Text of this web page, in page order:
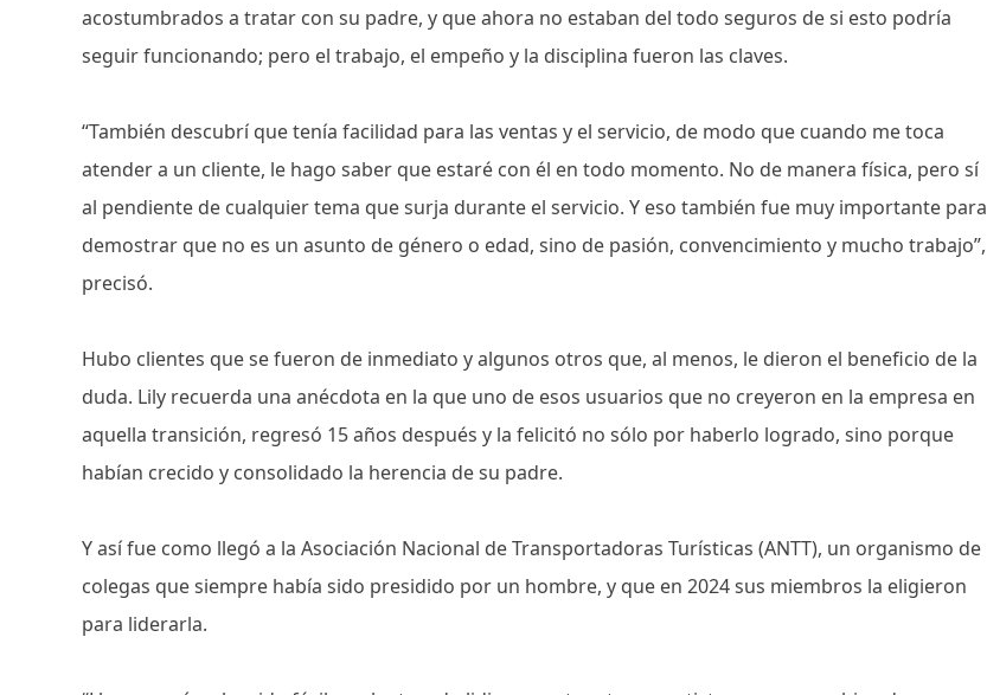
acostumbrados a tratar con su padre, y que ahora no estaban del todo seguros de si esto podría
seguir funcionando; pero el trabajo, el empeño y la disciplina fueron las claves.
“También descubrí que tenía facilidad para las ventas y el servicio, de modo que cuando me toca
atender a un cliente, le hago saber que estaré con él en todo momento. No de manera física, pero sí
al pendiente de cualquier tema que surja durante el servicio. Y eso también fue muy importante para
demostrar que no es un asunto de género o edad, sino de pasión, convencimiento y mucho trabajo”,
precisó.
Hubo clientes que se fueron de inmediato y algunos otros que, al menos, le dieron el beneficio de la
duda. Lily recuerda una anécdota en la que uno de esos usuarios que no creyeron en la empresa en
aquella transición, regresó 15 años después y la felicitó no sólo por haberlo logrado, sino porque
habían crecido y consolidado la herencia de su padre.
Y así fue como llegó a la Asociación Nacional de Transportadoras Turísticas (ANTT), un organismo de
colegas que siempre había sido presidido por un hombre, y que en 2024 sus miembros la eligieron
para liderarla.